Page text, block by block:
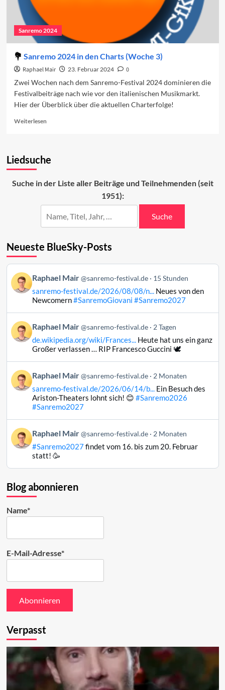
Sanremo 2024
Sanremo 2024 in den Charts (Woche 3)
Raphael Mair 23. Februar 2024
0
Zwei Wochen nach dem Sanremo-Festival 2024 dominieren die
Festivalbeiträge nach wie vor den italienischen Musikmarkt.
Hier der Überblick über die aktuellen Charterfolge!
WeiterlesenRead
2024
Charts
3)
Liedsuche
Suche in der Liste aller Beiträge und Teilnehmenden (seit
1951):
Suche
Neueste BlueSky-Posts
Beitrag
von
Raphael
Bluesky
ansehen
Raphael Mair @sanremo-festival.de 15 Stunden
sanremo-festival.de/2026/08/08/n...Neues von den
Newcomern#SanremoGiovani #Sanremo2027
Beitrag
von
Raphael
Bluesky
ansehen
Raphael Mair @sanremo-festival.de 2 Tagen
de.wikipedia.org/wiki/Frances...Heute hat uns ein ganz
Großer verlassen … RIP Francesco Guccini 🕊️
Beitrag
von
Raphael
ansehen
Raphael Mair @sanremo-festival.de 2 Monaten
sanremo-festival.de/2026/06/14/b...Ein Besuch des
Ariston-Theaters lohnt sich! 😊 #Sanremo2026
#Sanremo2027
Beitrag
von
Raphael
Bluesky
ansehen
Raphael Mair @sanremo-festival.de 2 Monaten
#Sanremo2027findet vom 16. bis zum 20. Februar
statt! 🥳
Blog abonnieren
Name*
E-Mail-Adresse*
Verpasst